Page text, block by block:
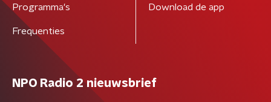
Programma's
Frequenties
Download de app
NPO Radio 2 nieuwsbrief